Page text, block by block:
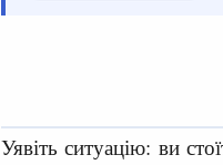
Уявіть ситуацію: ви